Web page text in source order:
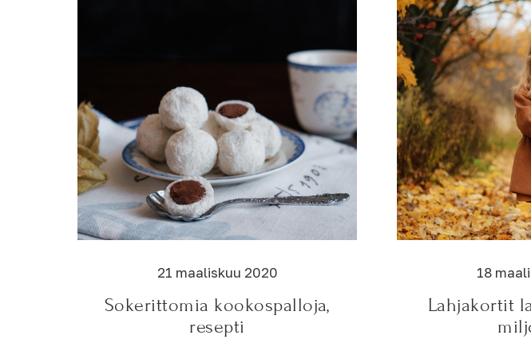
21 maaliskuu 2020
Sokerittomia kookospalloja,
resepti
18
Lahjakortit